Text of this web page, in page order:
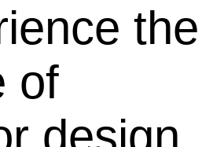
the
of
design